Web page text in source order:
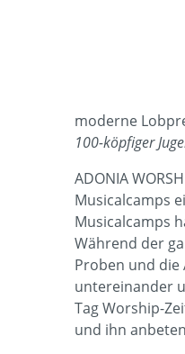
moderne
100-köpfiger
ADONIA
Musicalcamps
Musicalcamps
Während der
Proben und die
untereinander
Tag Worship-
und ihn